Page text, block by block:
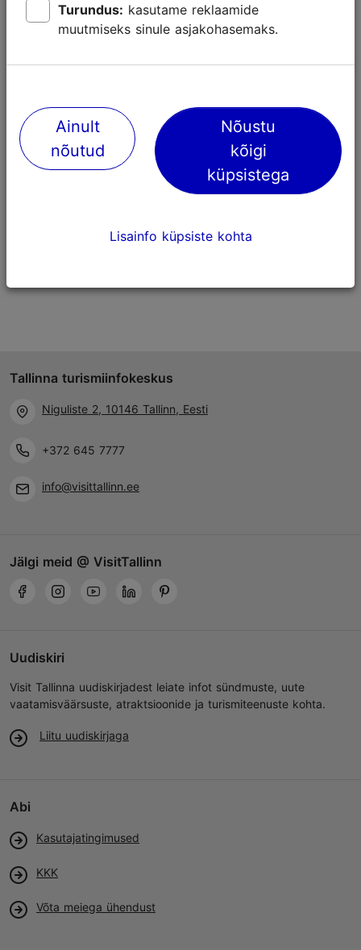
Eesti Vabaõhumuuseum
Ajalugu ja rahvuskombed
ja üritused
4921m
Tallinna turismiinfokeskus
Niguliste 2, 10146 Tallinn, Eesti
+372 645 7777
info@visittallinn.ee
Jälgi meid @ VisitTallinn
Uudiskiri
Visit Tallinna uudiskirjadest leiate infot sündmuste, uute
vaatamisväärsuste, atraktsioonide ja turismiteenuste kohta.
Liitu uudiskirjaga
Abi
Kasutajatingimused
KKK
Võta meiega ühendust
Turundus:
muutmiseks sinule asjakohasemaks.
Ainult
nõutud
Nõustu
kõigi
küpsistega
Lisainfo küpsiste kohta